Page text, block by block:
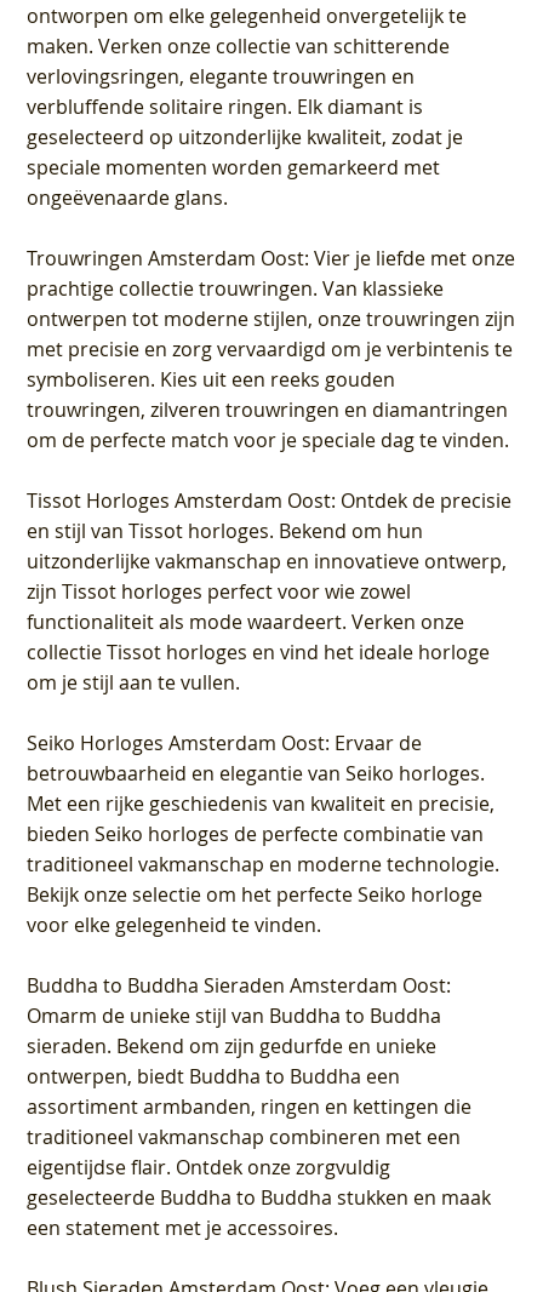
ontworpen om elke gelegenheid onvergetelijk te
maken. Verken onze collectie van schitterende
verlovingsringen, elegante trouwringen en
verbluffende solitaire ringen. Elk diamant is
geselecteerd op uitzonderlijke kwaliteit, zodat je
speciale momenten worden gemarkeerd met
ongeëvenaarde glans.
Trouwringen Amsterdam Oost: Vier je liefde met onze
prachtige collectie trouwringen. Van klassieke
ontwerpen tot moderne stijlen, onze trouwringen zijn
met precisie en zorg vervaardigd om je verbintenis te
symboliseren. Kies uit een reeks gouden
trouwringen, zilveren trouwringen en diamantringen
om de perfecte match voor je speciale dag te vinden.
Tissot Horloges Amsterdam Oost: Ontdek de precisie
en stijl van Tissot horloges. Bekend om hun
uitzonderlijke vakmanschap en innovatieve ontwerp,
zijn Tissot horloges perfect voor wie zowel
functionaliteit als mode waardeert. Verken onze
collectie Tissot horloges en vind het ideale horloge
om je stijl aan te vullen.
Seiko Horloges Amsterdam Oost: Ervaar de
betrouwbaarheid en elegantie van Seiko horloges.
Met een rijke geschiedenis van kwaliteit en precisie,
bieden Seiko horloges de perfecte combinatie van
traditioneel vakmanschap en moderne technologie.
Bekijk onze selectie om het perfecte Seiko horloge
voor elke gelegenheid te vinden.
Buddha to Buddha Sieraden Amsterdam Oost:
Omarm de unieke stijl van Buddha to Buddha
sieraden. Bekend om zijn gedurfde en unieke
ontwerpen, biedt Buddha to Buddha een
assortiment armbanden, ringen en kettingen die
traditioneel vakmanschap combineren met een
eigentijdse flair. Ontdek onze zorgvuldig
geselecteerde Buddha to Buddha stukken en maak
een statement met je accessoires.